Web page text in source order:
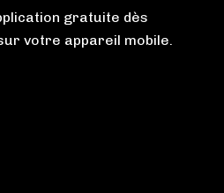
gratuite dès
votre appareil mobile.